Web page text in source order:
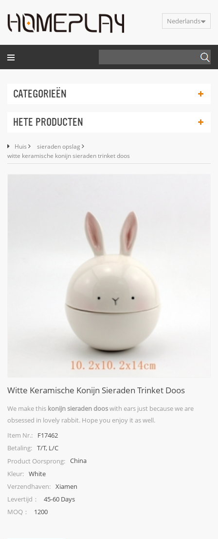
Nederlands
CATEGORIEËN
HETE PRODUCTEN
Huis
sieraden opslag
witte keramische konijn sieraden trinket doos
Witte Keramische Konijn Sieraden Trinket Doos
We make this konijn sieraden dooswith ears just because we are
obsessed in lovely rabbit. Hope you enjoy it as well.
Item Nr.:
F17462
Betaling: T/T, L/C
Product Oorsprong: China
Kleur: White
Verzendhaven: Xiamen
Levertijd：
45-60 Days
MOQ：
1200